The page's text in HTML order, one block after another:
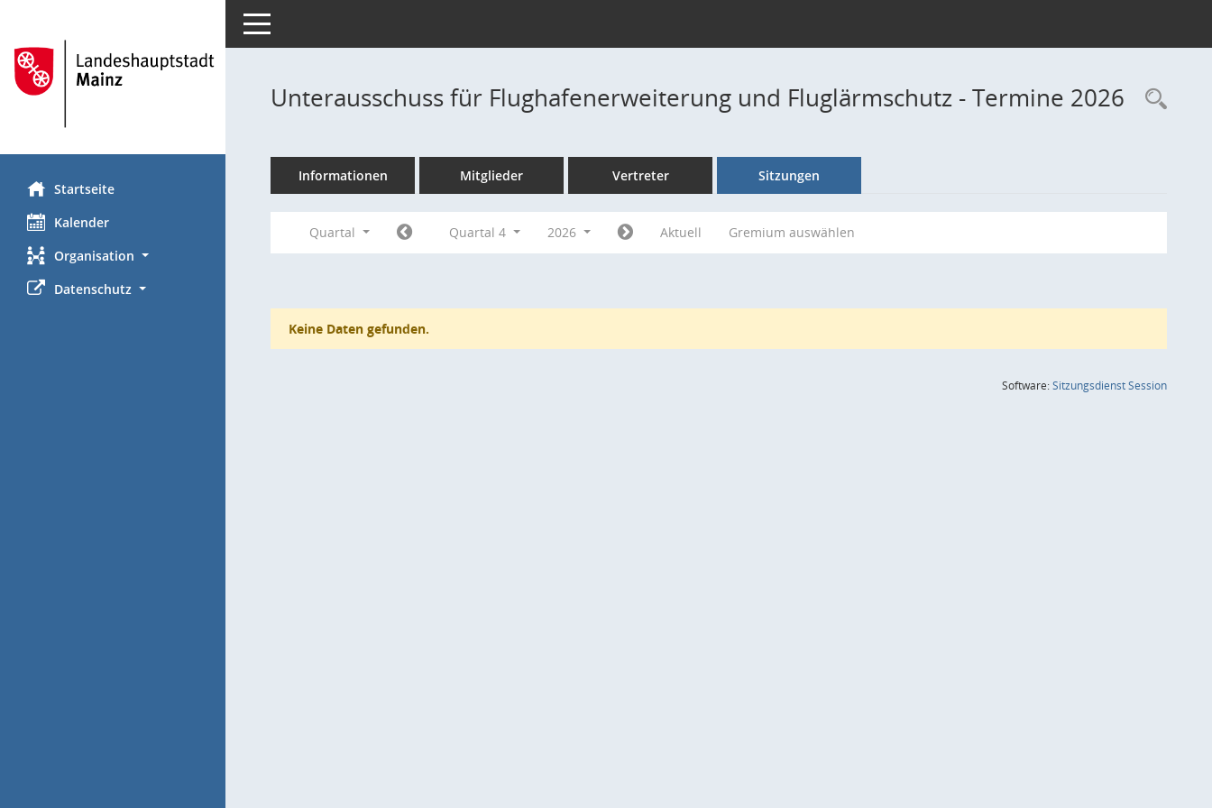
Startseite
Kalender
Organisation
Datenschutz
Toggle navigation
Unterausschuss für Flughafenerweiterung und Fluglärmschutz - Termine 2026
Informationen Mitglieder Vertreter Sitzungen
Quartal Quartal 4 2026 Aktuell Gremium auswählen
Keine Daten gefunden.
Software:SitzungsdienstSession(Wird in